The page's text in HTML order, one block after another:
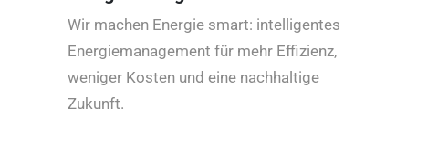
Wir machen Energie smart: intelligentes
Energiemanagement für mehr Effizienz,
weniger Kosten und eine nachhaltige
Zukunft.